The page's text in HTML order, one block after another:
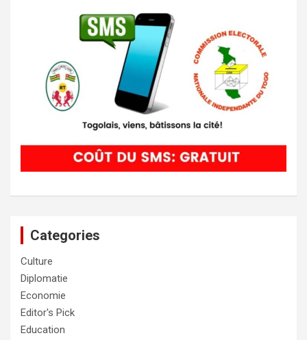
Categories
Culture
Diplomatie
Economie
Editor's Pick
Education